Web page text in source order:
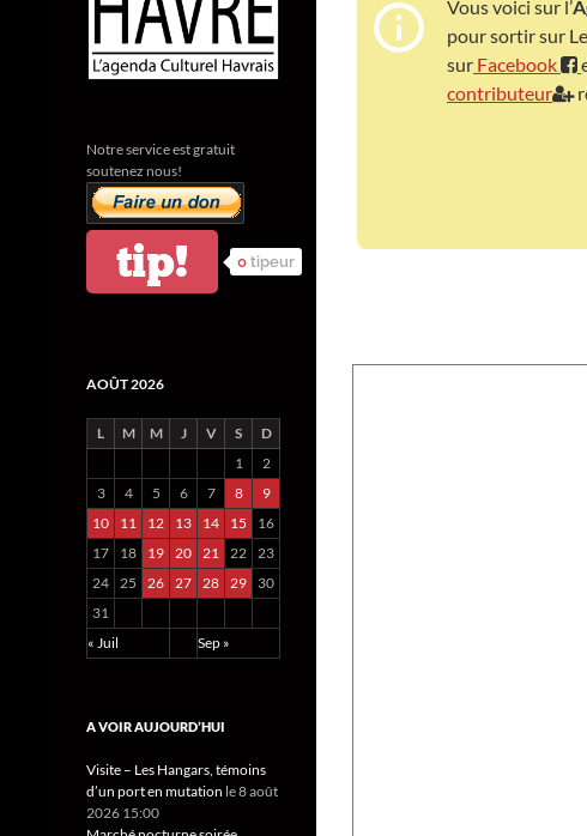
Vous voici sur l’
pour sortir sur
sur Facebook
contributeur
Notre service est gratuit
soutenez nous!
tip! 0 tipeur
AOÛT 2026
L M M J V S
D
1
2
3
4 5 6 7 8
9
10
11 12 13 14 15
16
17
18 19 20 21 22 23
24 25 26 27 28 29
30
31
« Juil
Sep »
A VOIR AUJOURD’HUI
Visite – Les Hangars, témoins
d’un port en mutation le 8 août
2026 15:00